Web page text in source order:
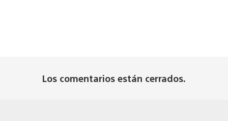
Los comentarios están cerrados.